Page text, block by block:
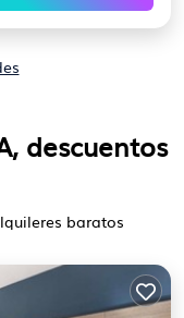
descuentos
baratos